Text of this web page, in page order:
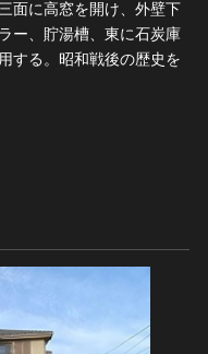
面に高窓を開け、外壁下
ー、貯湯槽、東に石炭庫
する。昭和戦後の歴史を